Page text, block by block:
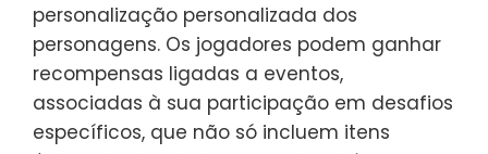
personalização personalizada dos
personagens. Os jogadores podem ganhar
recompensas ligadas a eventos,
associadas à sua participação em desafios
específicos, que não só incluem itens